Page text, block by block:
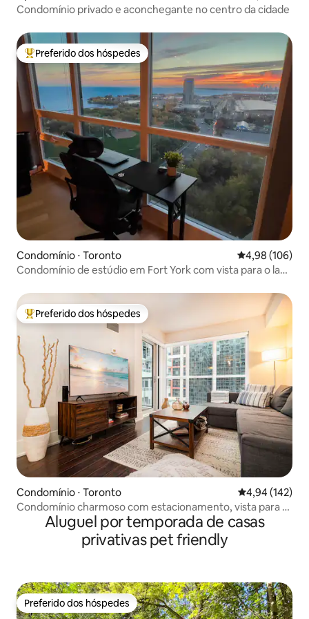
Condomínio privado e aconchegante no centro da cidade
Entre os melhores preferidos dos hóspedes
Preferido dos hóspedes
Condomínio ⋅ Toronto 4,98 de uma
4,98 (106)
Condomínio de estúdio em Fort York com vista para o lago
Entre os melhores preferidos dos hóspedes
Preferido dos hóspedes
Condomínio ⋅ Toronto 4,94 de uma
4,94 (142)
Condomínio charmoso com estacionamento, vista para a
Torre CN e piscina
Aluguel por temporada de casas
privativas pet friendly
Preferido dos hóspedes
Preferido dos hóspedes